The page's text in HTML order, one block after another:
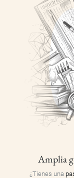
Amplia
¿Tienes una